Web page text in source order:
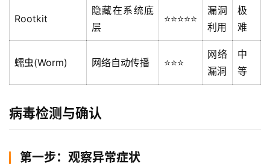
Rootkit
隐藏在系统底
层
⭐⭐⭐⭐⭐
漏洞
利用
极
难
蠕虫(Worm) 网络自动传播 ⭐⭐⭐
网络
漏洞
中
等
病毒检测与确认
第一步：观察异常症状